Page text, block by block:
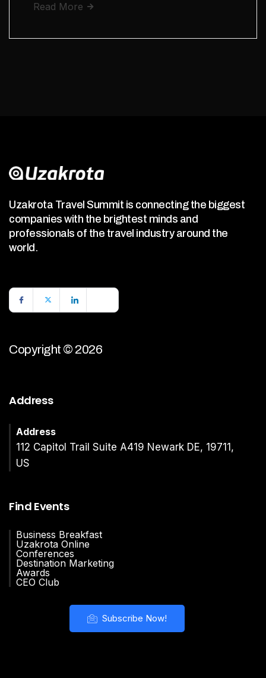
Read More
Uzakrota Travel Summit is connecting the biggest
companies with the brightest minds and
professionals of the travel industry around the
world.
Copyright © 2026
Address
Address
112 Capitol Trail Suite A419 Newark DE, 19711,
US
Find Events
Business Breakfast
Uzakrota Online
Conferences
Destination Marketing
Awards
CEO Club
Subscribe Now!